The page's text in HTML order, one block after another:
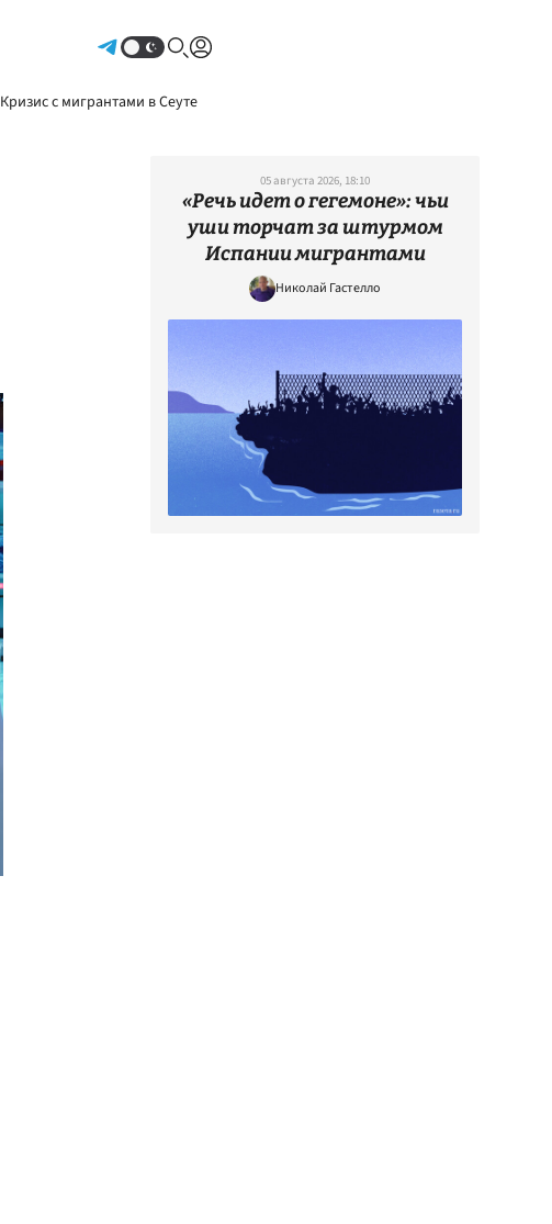
Кризис с мигрантами в Сеуте
05 августа 2026, 18:10
«Речь идет о гегемоне»: чьи
уши торчат за штурмом
Испании мигрантами
Николай Гастелло